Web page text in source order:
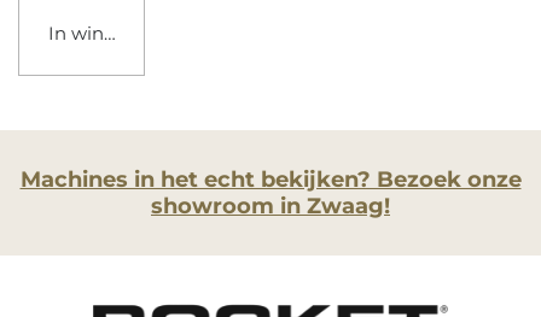
In winkelwagen
Machines in het echt bekijken? Bezoek onze
showroom in Zwaag!